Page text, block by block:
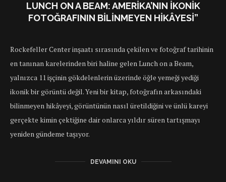
LUNCH ON A BEAM: AMERIKA’NIN İKONIK
FOTOĞRAFININ BILINMEYEN HIKÂYESI”
Rockefeller Center inşaatı sırasında çekilen ve fotoğraf tarihinin
en tanınan karelerinden biri haline gelen Lunch on a Beam,
yalnızca 11 işçinin gökdelenlerin üzerinde öğle yemeği yediği
ikonik bir görüntü değil. Yeni bir kitap, fotoğrafın arkasındaki
bilinmeyen hikâyeyi, görüntünün nasıl üretildiğini ve ünlü kareyi
gerçekte kimin çektiğine dair onlarca yıldır süren tartışmayı
yeniden gündeme taşıyor.
DEVAMINI OKU